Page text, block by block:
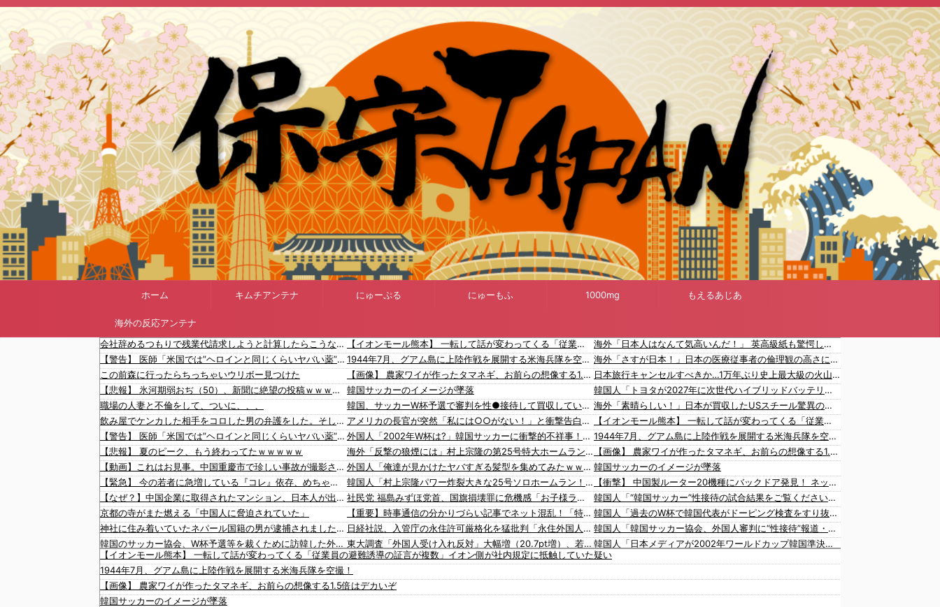
ホーム キムチアンテナ にゅーぷる にゅーもふ 1000mg もえるあじあ
海外の反応アンテナ
会社辞めるつもりで残業代請求しようと計算したらこうなるｗｗｗ
【警告】 医師「米国では”ヘロインと同じくらいヤバい薬”が日本では平気で処方されてる」
この前森に行ったらちっちゃいウリボー見つけた
【悲報】 氷河期弱おぢ（50）、新聞に絶望の投稿ｗｗｗｗｗｗｗｗｗｗｗ
職場の人妻と不倫をして、ついに、、、
飲み屋でケンカした相手をコロした男の弁護をした。そして数年後、因果応報を思わせる出来事が…
【警告】 医師「米国では”ヘロインと同じくらいヤバい薬”が日本では平気で処方されてる」
【悲報】 夏のピーク、もう終わってたｗｗｗｗｗ
【動画】これはお見事。中国重慶市で珍しい事故が撮影される。
【緊急】 今の若者に急増している『コレ』依存、めちゃくちゃ深刻な模様w w w w w w w w w w
【なぜ？】中国企業に取得されたマンション、日本人が出ていきネパール人で埋まる
京都の寺がまた燃える「中国人に脅迫されていた」
神社に住み着いていたネパール国籍の男が逮捕されました #移民 #外国人
韓国のサッカー協会、W杯予選等を裁くために訪韓した外国人審判を「性接待」していた……大して強くもないチームが潤沢な予算を持ってりゃそうなるわな
中国政府「原爆投下の背景こそ反省が必要だ」と主張
韓国政府「3年前に石炭火発のアンモニア混焼で協力するっていったけどあれ取りやめな。政権変わったし」……韓国とまともな協力ができない理由、これなんですよね
入国拒否の半数が日本人!? 「オーストラリアで日本人女性が売春」
【イオンモール熊本】 一転して話が変わってくる「従業員の避難誘導の証言が複数」イオン側が社内規定に抵触していた疑い
1944年7月、グアム島に上陸作戦を展開する米海兵隊を空撮！
【画像】 農家ワイが作ったタマネギ、お前らの想像する1.5倍はデカいぞ
韓国サッカーのイメージが墜落
韓国、サッカーW杯予選で審判を性●接待して買収していたことが判明！ 日本も巻き込まれることに
アメリカの長官が突然「私には○○がない！」と衝撃告白をしてしまうｗ 海外の反応。
外国人「2002年W杯は?」韓国サッカーに衝撃的不祥事！W杯予選でレフリーへの不適切接待発覚！海外騒然！【海外の反応】
海外「反撃の狼煙には」村上宗隆の第25号特大ホームランに海外大興奮！（海外の反応）
外国人「俺達が見かけたヤバすぎる髪型を集めてみたｗｗｗｗ」
韓国人「村上宗隆パワー炸裂大きな25号ソロホームラン！」
社民党 福島みずほ党首、国旗損壊罪に危機感「お子様ランチの日の丸は折っても破っても処罰されない、 どうでしょう。本当にそうなのか」
【重要】時事通信の分かりづらい記事でネット混乱！「特定技能2号に5年枠登場」を移民拡大と勘違いし反対パブコメが〇到 ※実際は3年で永住申請できた穴を塞ぐ改正
日経社説、入管庁の永住許可厳格化を猛批判「永住外国人の生活保護受給をなくす目的、外国人の意欲をそがないか懸念」「外国人を一時的な労働力ではなく、処遇改善などで定着を後押しすべき」
東大調査「外国人受け入れ反対」大幅増（20.7pt増）、若い世代で増加幅大
デニー支援の小沢一郎氏（一般人）、辺野古沖事故について「玉城デニー知事の責任ではないが、不幸な出来事を悪宣伝に利用する人がいる」
海外「日本人はなんて気高いんだ！」 英高級紙も驚愕した極限の中の日本人の姿に世界が衝撃
海外「さすが日本！」日本の医療従事者の倫理観の高さに海外が超感動
日本旅行キャンセルすべきか…1万年ぶり史上最大級の火山の兆し＝韓国の反応
韓国人「トヨタが2027年に次世代ハイブリッドバッテリーを導入へ！最大1000kmの航続距離や超高速充電を目指す」
海外「素晴らしい！」日本が買収したUSスチール驚異の大復活に米国人が大喜び
【イオンモール熊本】 一転して話が変わってくる「従業員の避難誘導の証言が複数」イオン側が社内規定に抵触していた疑い
1944年7月、グアム島に上陸作戦を展開する米海兵隊を空撮！
【画像】 農家ワイが作ったタマネギ、お前らの想像する1.5倍はデカいぞ
韓国サッカーのイメージが墜落
【衝撃】 中国製ルーター20機種にバックドア発見！ ネットに繋ぐだけで35秒ごとに中国のサーバーと通信
韓国人「“韓国サッカー”性接待の試合結果をご覧ください」→「マッサージ効果は間違いないねｗ」「これが本当のベッドサッカーだ」
韓国人「過去のW杯で韓国代表がドーピング検査をすり抜けるように注射していたものがこちら…」→「恥ずかしい…（ﾌﾞﾙﾌﾞﾙ」＝韓国の反応
韓国人「韓国サッカー協会、外国人審判に“性接待”報道・・・」→「2002年の審判買収が事実だったのか？」「日本人が言ってたこと正しかったね・・・」「もうサッカー代表、サッカー協会解散しよう」
韓国人「日本メディアが2002年ワールドカップ韓国準決勝も調査すべきと主張！」→「英国メディアも一斉に指摘‥」
【イオンモール熊本】 一転して話が変わってくる「従業員の避難誘導の証言が複数」イオン側が社内規定に抵触していた疑い
1944年7月、グアム島に上陸作戦を展開する米海兵隊を空撮！
【画像】 農家ワイが作ったタマネギ、お前らの想像する1.5倍はデカいぞ
韓国サッカーのイメージが墜落